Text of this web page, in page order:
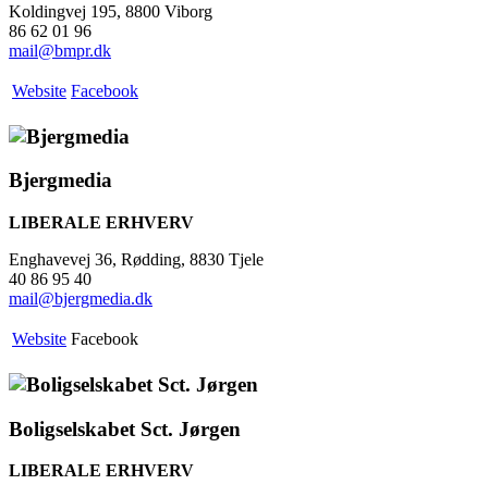
Koldingvej 195, 8800 Viborg
86 62 01 96
mail@bmpr.dk
Website Facebook
Bjergmedia
LIBERALE ERHVERV
Enghavevej 36, Rødding, 8830 Tjele
40 86 95 40
mail@bjergmedia.dk
Website Facebook
Boligselskabet Sct. Jørgen
LIBERALE ERHVERV